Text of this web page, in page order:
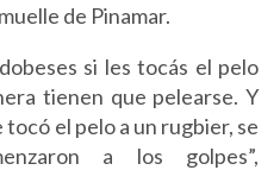
de Pinamar.
si les tocás el pelo
tienen que pelearse. Y
el pelo a un rugbier, se
a los golpes”,